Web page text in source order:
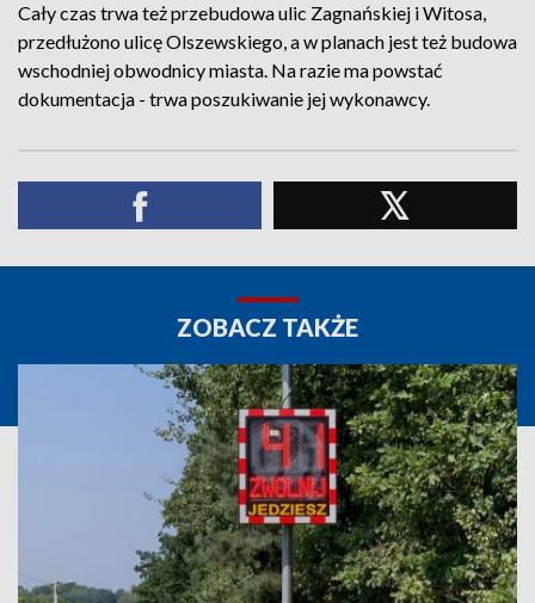
Cały czas trwa też przebudowa ulic Zagnańskiej i Witosa,
przedłużono ulicę Olszewskiego, a w planach jest też budowa
wschodniej obwodnicy miasta. Na razie ma powstać
dokumentacja - trwa poszukiwanie jej wykonawcy.
ZOBACZ TAKŻE